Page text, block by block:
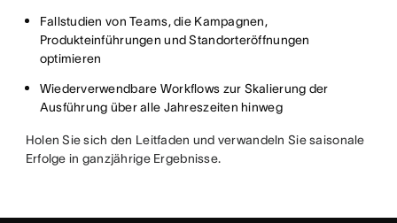
Fallstudien von Teams, die Kampagnen,
Produkteinführungen und Standorteröffnungen
optimieren
Wiederverwendbare Workflows zur Skalierung der
Ausführung über alle Jahreszeiten hinweg
Holen Sie sich den Leitfaden und verwandeln Sie saisonale
Erfolge in ganzjährige Ergebnisse.